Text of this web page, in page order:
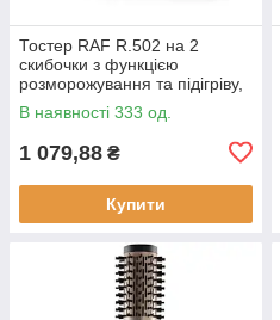
Тостер RAF R.502 на 2
скибочки з функцією
розморожування та підігріву,
930 Вт
В наявності 333 од.
1 079,88 ₴
Купити